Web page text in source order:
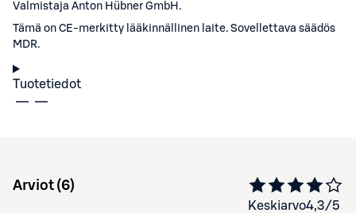
Valmistaja Anton Hübner GmbH.
Tämä on CE-merkitty lääkinnällinen laite. Sovellettava säädös
MDR.
Tuotetiedot
Arviot (6)
Keskiarvo4,3/5